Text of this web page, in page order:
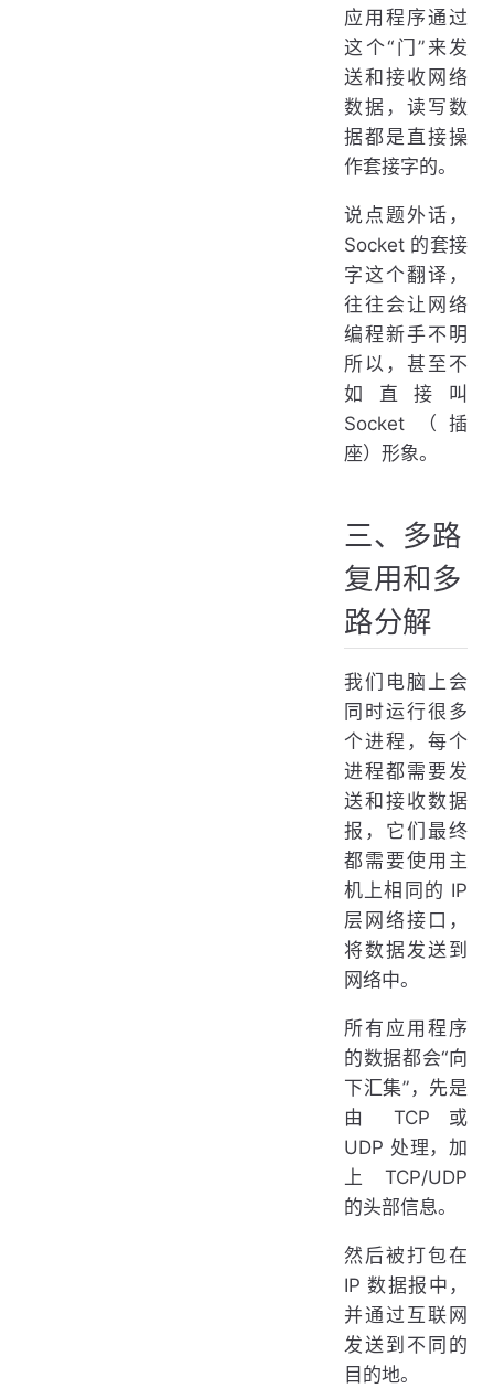
应用程序通过
这个“门”来发
送和接收网络
数据，读写数
据都是直接操
作套接字的。
说点题外话，
Socket 的套接
字这个翻译，
往往会让网络
编程新手不明
所以，甚至不
如直接叫
Socket（插
座）形象。
三、多路
复用和多
路分解
我们电脑上会
同时运行很多
个进程，每个
进程都需要发
送和接收数据
报，它们最终
都需要使用主
机上相同的 IP
层网络接口，
将数据发送到
网络中。
所有应用程序
的数据都会“向
下汇集”，先是
由 TCP 或
UDP 处理，加
上 TCP/UDP
的头部信息。
然后被打包在
IP 数据报中，
并通过互联网
发送到不同的
目的地。